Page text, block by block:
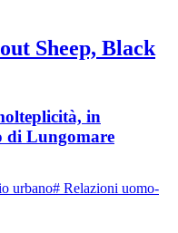
Sheep, Black
in
di Lungomare
urbano# Relazioni uomo-